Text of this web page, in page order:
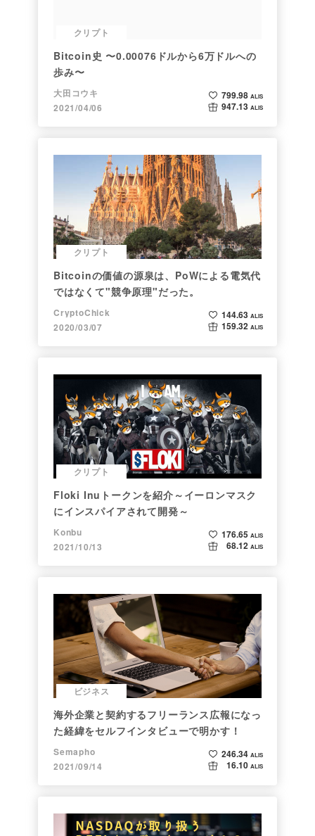
クリプト
Bitcoin史 〜0.00076ドルから6万ドルへの
歩み〜
大田コウキ
2021/04/06
799.98 ALIS
947.13 ALIS
クリプト
Bitcoinの価値の源泉は、PoWによる電気代
ではなくて"競争原理"だった。
CryptoChick
2020/03/07
144.63 ALIS
159.32 ALIS
クリプト
Floki Inuトークンを紹介～イーロンマスク
にインスパイアされて開発～
Konbu
2021/10/13
176.65 ALIS
68.12 ALIS
ビジネス
海外企業と契約するフリーランス広報になっ
た経緯をセルフインタビューで明かす！
Semapho
2021/09/14
246.34 ALIS
16.10 ALIS